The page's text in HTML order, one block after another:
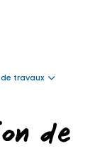
travaux
de